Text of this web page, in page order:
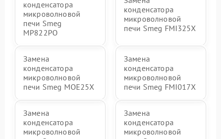
конденсатора
микроволновой
печи Smeg
MP822PO
конденсатора
микроволновой
печи Smeg FMI325X
Замена
конденсатора
микроволновой
печи Smeg MOE25X
Замена
конденсатора
микроволновой
печи Smeg FMI017X
Замена
конденсатора
микроволновой
Замена
конденсатора
микроволновой